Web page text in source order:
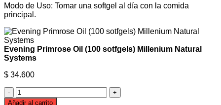
Modo de Uso: Tomar una softgel al día con la comida
principal.
Evening Primrose Oil (100 sotfgels) Millenium Natural
Systems
$ 34.600
Evening
Primrose
Añadir al carrito